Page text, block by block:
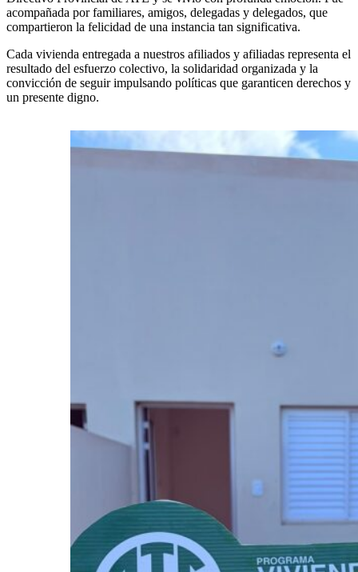
acompañada por familiares, amigos, delegadas y delegados, que
compartieron la felicidad de una instancia tan significativa.
Cada vivienda entregada a nuestros afiliados y afiliadas representa el
resultado del esfuerzo colectivo, la solidaridad organizada y la
convicción de seguir impulsando políticas que garanticen derechos y
un presente digno.